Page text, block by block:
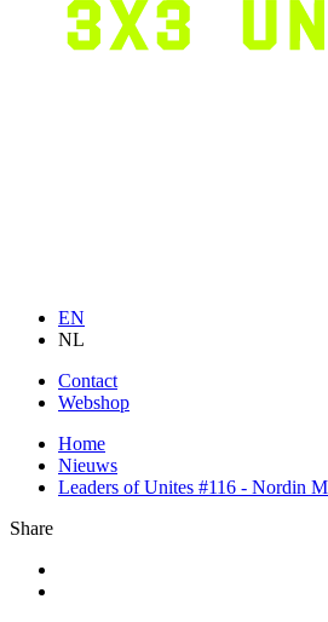
EN
NL
Contact
Webshop
Home
Nieuws
Leaders of Unites #116 - Nordin
Share